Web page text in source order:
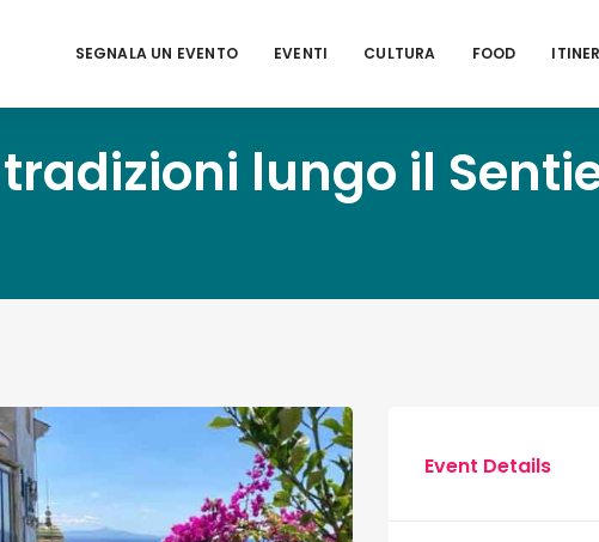
SEGNALA UN EVENTO EVENTI CULTURA FOOD
lungo il
Event Details